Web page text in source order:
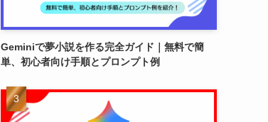
Geminiで夢小説を作る完全ガイド｜無料で簡
単、初心者向け手順とプロンプト例